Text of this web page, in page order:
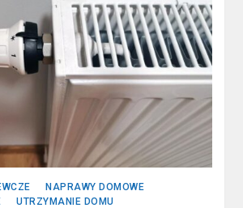
NAPRAWY DOMOWE
UTRZYMANIE DOMU